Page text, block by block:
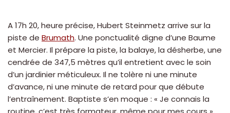
A 17h 20, heure précise, Hubert Steinmetz arrive sur la
piste de Brumath. Une ponctualité digne d’une Baume
et Mercier. Il prépare la piste, la balaye, la désherbe, une
cendrée de 347,5 mètres qu’il entretient avec le soin
d’un jardinier méticuleux. Il ne tolère ni une minute
d’avance, ni une minute de retard pour que débute
l’entraînement. Baptiste s’en moque : « Je connais la